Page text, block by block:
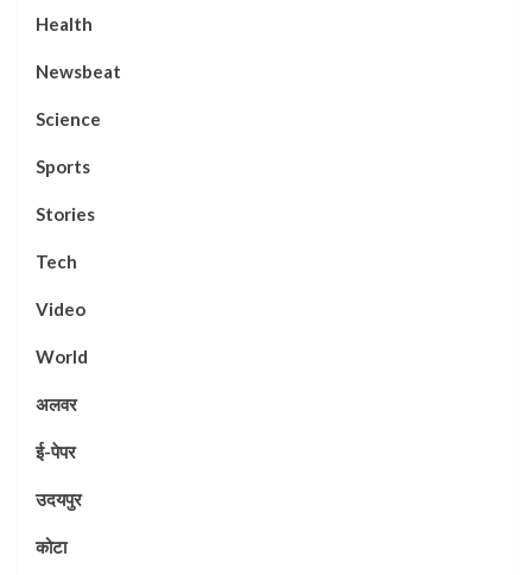
Health
Newsbeat
Science
Sports
Stories
Tech
Video
World
अलवर
ई-पेपर
उदयपुर
कोटा